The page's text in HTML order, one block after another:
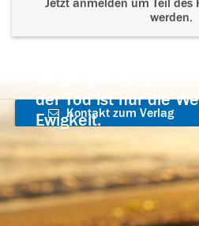
Jetzt anmelden um Teil des
werden.
der Tod ist nur die
Ewigkeit.
Kontakt zum Verlag
aufnehmen